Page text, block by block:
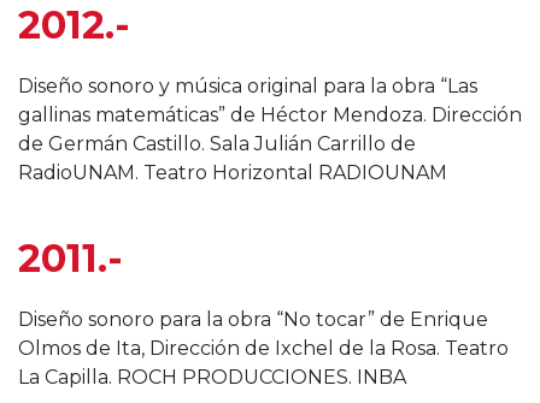
2012.-
Diseño sonoro y música original para la obra “Las
gallinas matemáticas” de Héctor Mendoza. Dirección
de Germán Castillo. Sala Julián Carrillo de
RadioUNAM. Teatro Horizontal RADIOUNAM
2011.-
Diseño sonoro para la obra “No tocar” de Enrique
Olmos de Ita, Dirección de Ixchel de la Rosa. Teatro
La Capilla. ROCH PRODUCCIONES. INBA